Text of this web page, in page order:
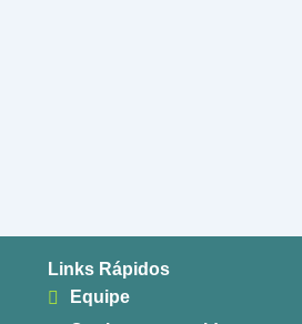
Links Rápidos
Equipe